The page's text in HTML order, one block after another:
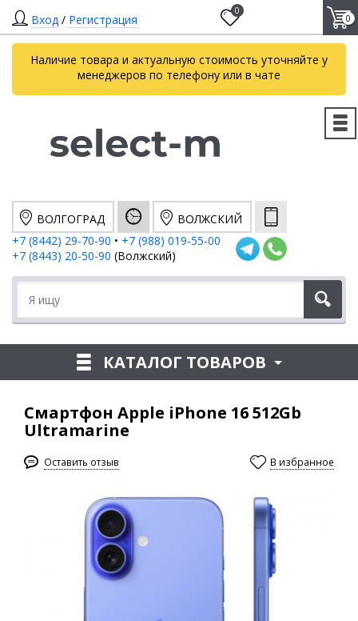
Вход / Регистрация
0
0
Наличие товара и актуальную стоимость уточняйте у
менеджеров по телефону или в чате
ВОЛГОГРАД
ВОЛЖСКИЙ
+7 (8442) 29-70-90 • +7 (988) 019-55-00
+7 (8443) 20-50-90 (Волжский)
КАТАЛОГ ТОВАРОВ
Смартфон Apple iPhone 16 512Gb
Ultramarine
Оставить отзыв В избранное